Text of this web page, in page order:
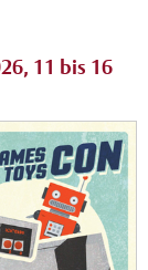
11 bis 16